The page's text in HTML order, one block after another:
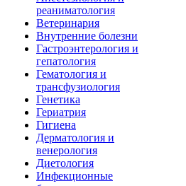
реаниматология
Ветеринария
Внутренние болезни
Гастроэнтерология и
гепатология
Гематология и
трансфузиология
Генетика
Гериатрия
Гигиена
Дерматология и
венерология
Диетология
Инфекционные